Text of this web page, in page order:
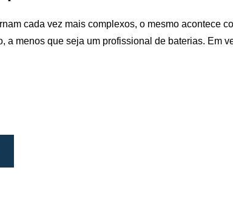
cada vez mais complexos, o mesmo acontece
a menos que seja um profissional de baterias. Em